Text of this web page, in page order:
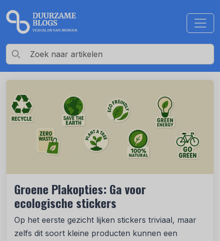
Groene Plakopties: Ga voor
ecologische stickers
Op het eerste gezicht lijken stickers triviaal, maar
zelfs dit soort kleine producten kunnen een